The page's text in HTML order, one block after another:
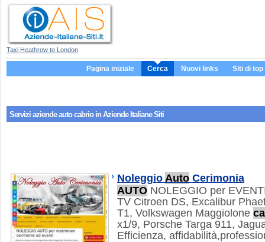
Taxi Heathrow to London
Pagina iniziale Cerca Nuovi links Siti di top
Servizi aziendeauto cabrioin Aziende Italiane Siti
Noleggio Auto Cerimonia
AUTO NOLEGGIO per
TV Citroen DS, Excalibur
T1, Volkswagen Maggiolone
x1/9, Porsche Targa 911,
Efficienza,